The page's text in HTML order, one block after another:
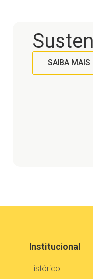
SAIBA MAIS
Institucional
Histórico